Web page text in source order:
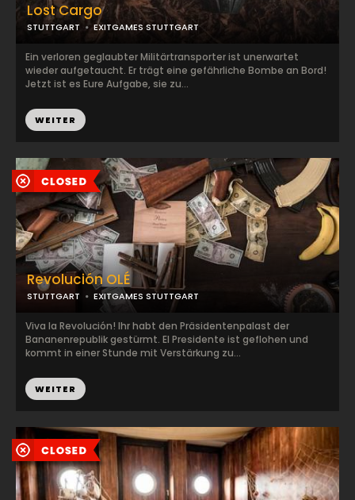
Revolución OLÉ
STUTTGART EXITGAMES STUTTGART
Viva la Revolución! Ihr habt den Präsidentenpalast der
Bananenrepublik gestürmt. El Presidente ist geflohen und
kommt in einer Stunde mit Verstärkung zu...
WEITER
Lost Cargo
STUTTGART EXITGAMES STUTTGART
Ein verloren geglaubter Militärtransporter ist unerwartet
wieder aufgetaucht. Er trägt eine gefährliche Bombe an Bord!
Jetzt ist es Eure Aufgabe, sie zu...
WEITER